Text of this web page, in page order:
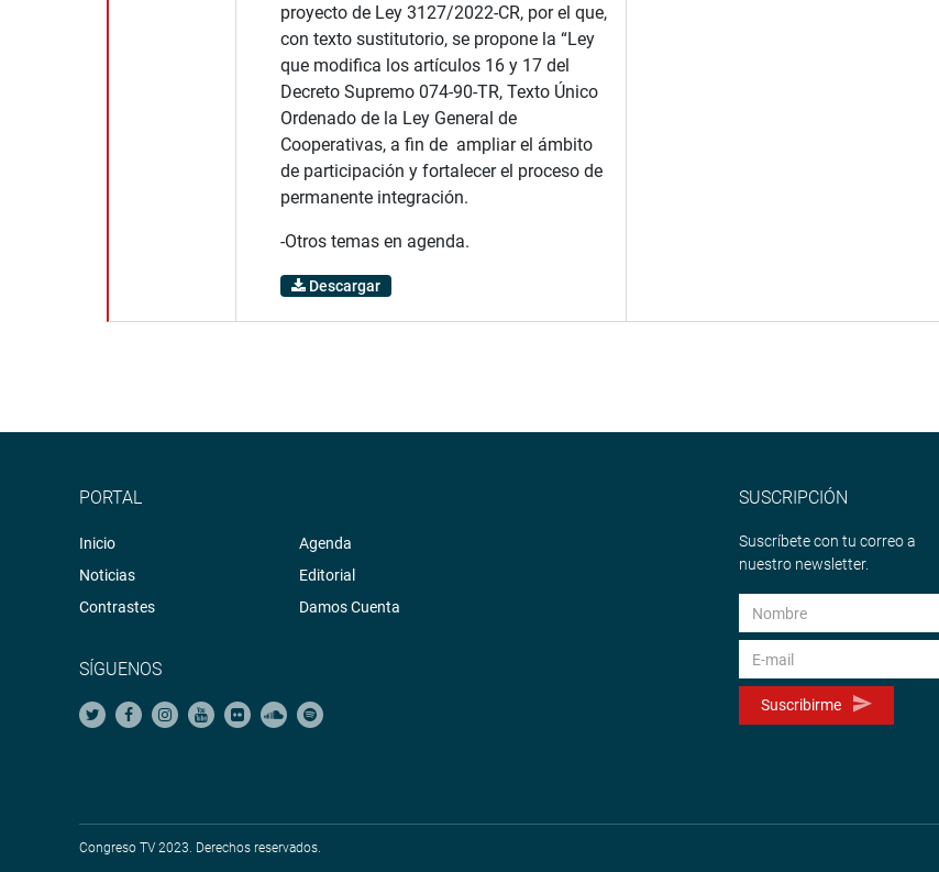
proyecto de Ley 3127/2022-CR, por el que,
con texto sustitutorio, se propone la “Ley
que modifica los artículos 16 y 17 del
Decreto Supremo 074-90-TR, Texto Único
Ordenado de la Ley General de
Cooperativas, a fin de ampliar el ámbito
de participación y fortalecer el proceso de
permanente integración.
-Otros temas en agenda.
Descargar
PORTAL
Inicio
Noticias
Contrastes
Agenda
Editorial
Damos Cuenta
SÍGUENOS
SUSCRIPCIÓN
Suscríbete con tu correo a
nuestro newsletter.
Suscribirme
Congreso TV 2023. Derechos reservados.